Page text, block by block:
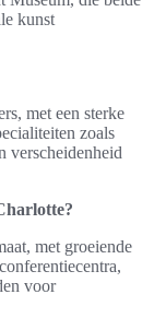
kunst
met een sterke
zoals
verscheidenheid
met groeiende
voor